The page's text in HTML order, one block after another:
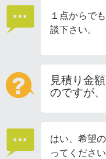
１点からで
談下さい。
見積り金
のですが
はい、希望
ってくださ